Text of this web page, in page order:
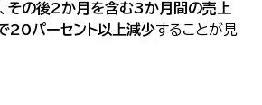
、 その後2か月を含む3か月間の売上
20パーセント以上減少することが見